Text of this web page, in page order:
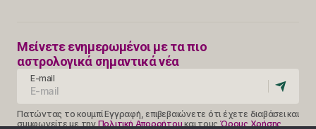
Μείνετε ενημερωμένοι με τα πιο
αστρολογικά σημαντικά νέα
E-mail
Πατώντας το κουμπί Εγγραφή, επιβεβαιώνετε ότι έχετε διαβάσει και
συμφωνείτε με τηνΠολιτική Απορρήτουκαι τουςΌρους Χρήσης